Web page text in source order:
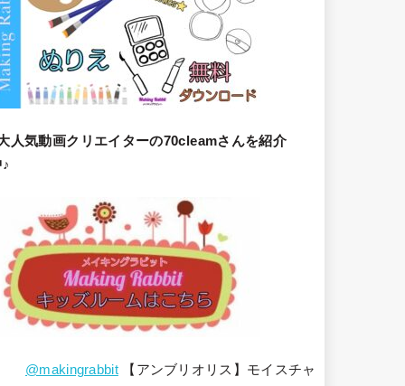
人気動画クリエイターの70cleamさんを紹介
@makingrabbit【アンブリオリス】モイスチャ